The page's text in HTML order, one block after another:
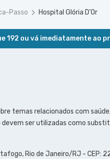
Passo Hospital Glória D'Or
192 ou vá imediatamente ao
temas relacionados com
ser utilizadas como
Rio de Janeiro/RJ - CEP: